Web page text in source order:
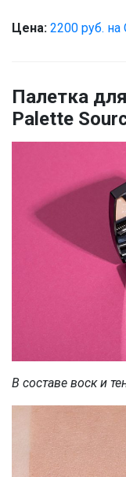
Цена: 2200 руб. на
Палетка
Palette
В составе воск и